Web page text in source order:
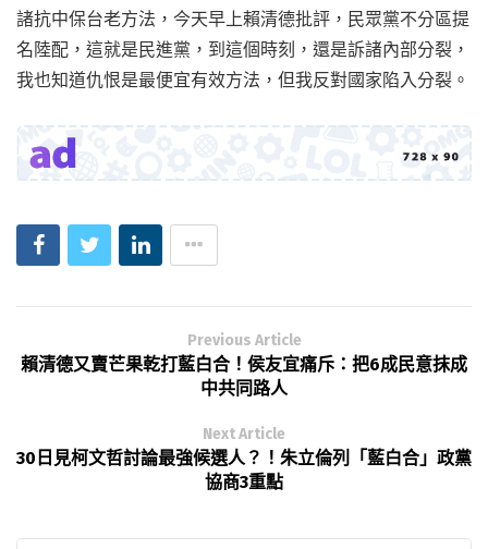
諸抗中保台老方法，今天早上賴清德批評，民眾黨不分區提
名陸配，這就是民進黨，到這個時刻，還是訴諸內部分裂，
我也知道仇恨是最便宜有效方法，但我反對國家陷入分裂。
Previous Article
賴清德又賣芒果乾打藍白合！侯友宜痛斥：把6成民意抹成
中共同路人
Next Article
30日見柯文哲討論最強候選人？！朱立倫列「藍白合」政黨
協商3重點